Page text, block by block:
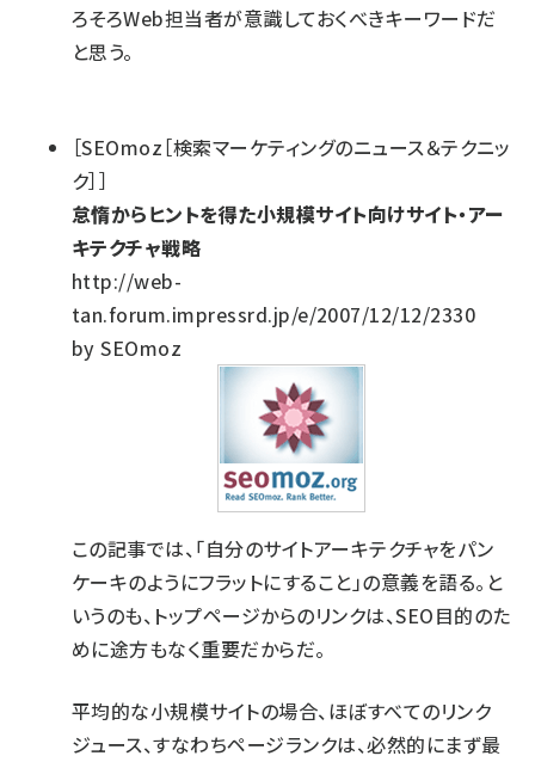
ろそろWeb担当者が意識しておくべきキーワードだ
と思う。
［SEOmoz［検索マーケティングのニュース＆テクニッ
ク］］
怠惰からヒントを得た小規模サイト向けサイト・アー
キテクチャ戦略
http://web-
tan.forum.impressrd.jp/e/2007/12/12/2330
by SEOmoz
この記事では、「自分のサイトアーキテクチャをパン
ケーキのようにフラットにすること」の意義を語る。と
いうのも、トップページからのリンクは、SEO目的のた
めに途方もなく重要だからだ。
平均的な小規模サイトの場合、ほぼすべてのリンク
ジュース、すなわちページランクは、必然的にまず最